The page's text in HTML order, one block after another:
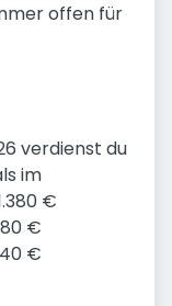
offen für
verdienst du
im
€
€
€